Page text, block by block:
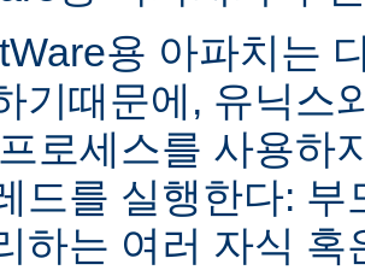
용 아파치는
기때문에, 유닉스
로세스를 사용하
드를 실행한다: 부
하는 여러 자식 혹